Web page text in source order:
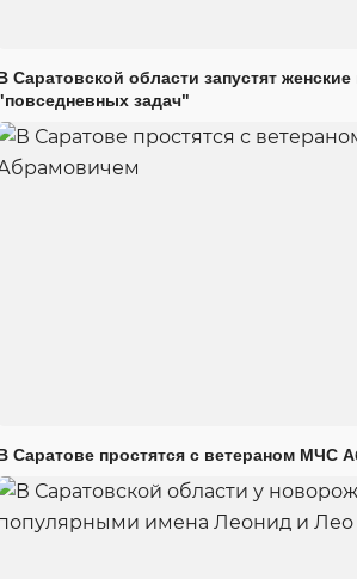
Саратовской области запустят
задач"
Саратове простятся с ветераном МЧС